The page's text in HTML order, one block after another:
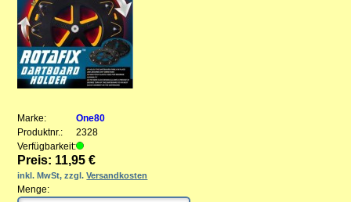
Marke:
One80
Produktnr.:
2328
Verfügbarkeit:
Preis: 11,95 €
inkl. MwSt, zzgl.Versandkosten
Menge: